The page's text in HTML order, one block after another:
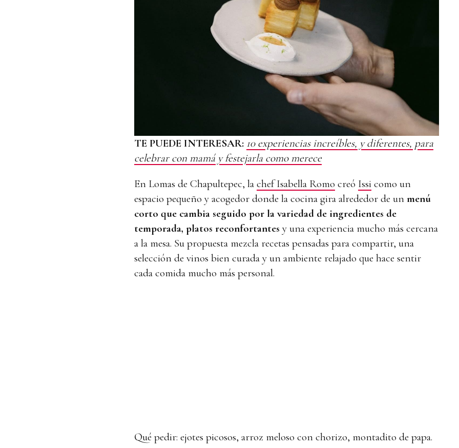
TE PUEDE INTERESAR: 10 experiencias increíbles, y diferentes, para
celebrar con mamá y festejarla como merece
En Lomas de Chapultepec, la chef Isabella Romo creó Issi como un
espacio pequeño y acogedor donde la cocina gira alrededor de un menú
corto que cambia seguido por la variedad de ingredientes de
temporada, platos reconfortantes y una experiencia mucho más cercana
a la mesa. Su propuesta mezcla recetas pensadas para compartir, una
selección de vinos bien curada y un ambiente relajado que hace sentir
cada comida mucho más personal.
Qué pedir: ejotes picosos, arroz meloso con chorizo, montadito de papa.